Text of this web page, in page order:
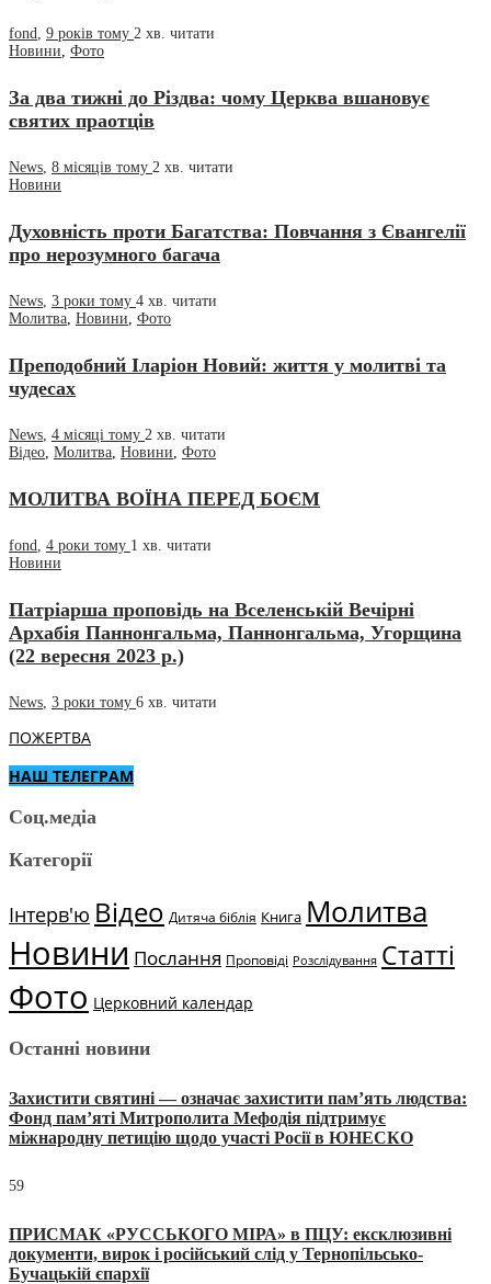
fond, 9 років тому 2 хв. читати
Новини, Фото
За два тижні до Різдва: чому Церква вшановує
святих праотців
News, 8 місяців тому 2 хв. читати
Новини
Духовність проти Багатства: Повчання з Євангелії
про нерозумного багача
News, 3 роки тому 4 хв. читати
Молитва, Новини, Фото
Преподобний Іларіон Новий: життя у молитві та
чудесах
News 4 місяці тому 2 хв. читати
Відео Молитва Новини Фото
МОЛИТВА ВОЇНА ПЕРЕД БОЄМ
fond 4 роки тому 1 хв. читати
Новини
Патріарша проповідь на Вселенській Вечірні
Архабія Паннонгальма, Паннонгальма, Угорщина
(22 вересня 2023 р.)
News 3 роки тому 6 хв. читати
ПОЖЕРТВА
НАШ ТЕЛЕГРАМ
Соц.медіа
Категорії
Інтерв'ю Відео Дитяча біблія Книга Молитва
Новини Послання Проповіді Розслідування Статті
Фото Церковний календар
Останні новини
Захистити святині — означає захистити пам’ять людства:
Фонд пам’яті Митрополита Мефодія підтримує
міжнародну петицію щодо участі Росії в ЮНЕСКО
59
ПРИСМАК «РУССЬКОГО МІРА» в ПЦУ: ексклюзивні
документи, вирок і російський слід у Тернопільсько-
Бучацькій єпархії